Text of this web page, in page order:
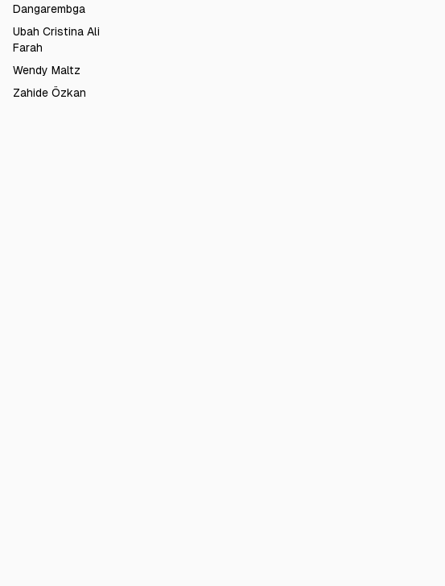
Dangarembga
Ubah Cristina Ali
Farah
Wendy Maltz
Zahide Özkan